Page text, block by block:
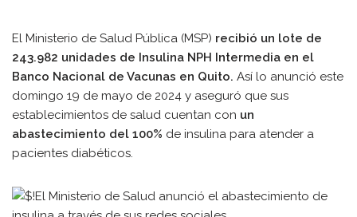
El Ministerio de Salud Pública (MSP) recibió un lote de
243.982 unidades de Insulina NPH Intermedia en el
Banco Nacional de Vacunas en Quito. Así lo anunció este
domingo 19 de mayo de 2024 y aseguró que sus
establecimientos de salud cuentan con un
abastecimiento del 100% de insulina para atender a
pacientes diabéticos.